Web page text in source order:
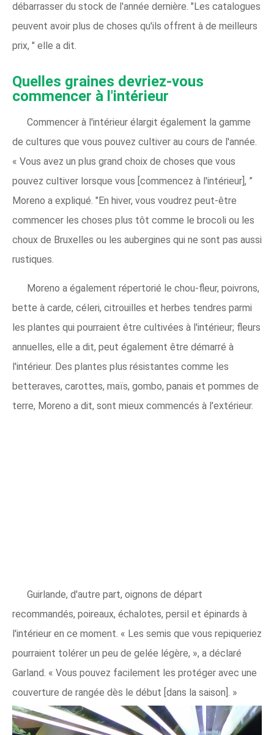
débarrasser du stock de l'année dernière. "Les catalogues
peuvent avoir plus de choses qu'ils offrent à de meilleurs
prix, " elle a dit.
Quelles graines devriez-vous
commencer à l'intérieur
Commencer à l'intérieur élargit également la gamme
de cultures que vous pouvez cultiver au cours de l'année.
« Vous avez un plus grand choix de choses que vous
pouvez cultiver lorsque vous [commencez à l'intérieur], ”
Moreno a expliqué. "En hiver, vous voudrez peut-être
commencer les choses plus tôt comme le brocoli ou les
choux de Bruxelles ou les aubergines qui ne sont pas aussi
rustiques.
Moreno a également répertorié le chou-fleur, poivrons,
bette à carde, céleri, citrouilles et herbes tendres parmi
les plantes qui pourraient être cultivées à l'intérieur; fleurs
annuelles, elle a dit, peut également être démarré à
l'intérieur. Des plantes plus résistantes comme les
betteraves, carottes, maïs, gombo, panais et pommes de
terre, Moreno a dit, sont mieux commencés à l'extérieur.
Guirlande, d'autre part, oignons de départ
recommandés, poireaux, échalotes, persil et épinards à
l'intérieur en ce moment. « Les semis que vous repiqueriez
pourraient tolérer un peu de gelée légère, », a déclaré
Garland. « Vous pouvez facilement les protéger avec une
couverture de rangée dès le début [dans la saison]. »